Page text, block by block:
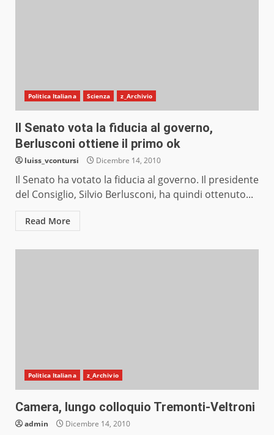
Politica Italiana Scienza z_Archivio
Il Senato vota la fiducia al governo,
Berlusconi ottiene il primo ok
luiss_vcontursi Dicembre 14, 2010
Il Senato ha votato la fiducia al governo. Il presidente
del Consiglio, Silvio Berlusconi, ha quindi ottenuto...
Read More
Politica Italiana z_Archivio
Camera, lungo colloquio Tremonti-Veltroni
admin Dicembre 14, 2010